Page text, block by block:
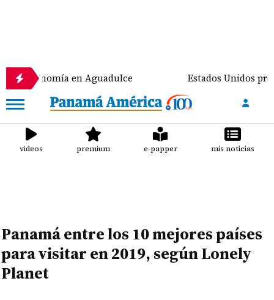
en Aguadulce Estados Unidos prevé
videos premium e-papper mis noticias
Panamá entre los 10 mejores países
para visitar en 2019, según Lonely
Planet